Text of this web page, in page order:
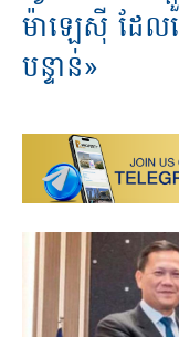
ម៉ាឡេស៊ី ដែល
បន្ទាន់»